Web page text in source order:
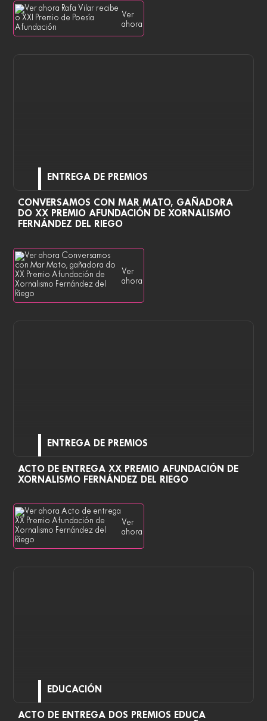
Ver
ahora
ENTREGA DE PREMIOS
CONVERSAMOS CON MAR MATO, GAÑADORA
DO XX PREMIO AFUNDACIÓN DE XORNALISMO
FERNÁNDEZ DEL RIEGO
Ver
ahora
ENTREGA DE PREMIOS
ACTO DE ENTREGA XX PREMIO AFUNDACIÓN DE
XORNALISMO FERNÁNDEZ DEL RIEGO
Ver
ahora
EDUCACIÓN
ACTO DE ENTREGA DOS PREMIOS EDUCA